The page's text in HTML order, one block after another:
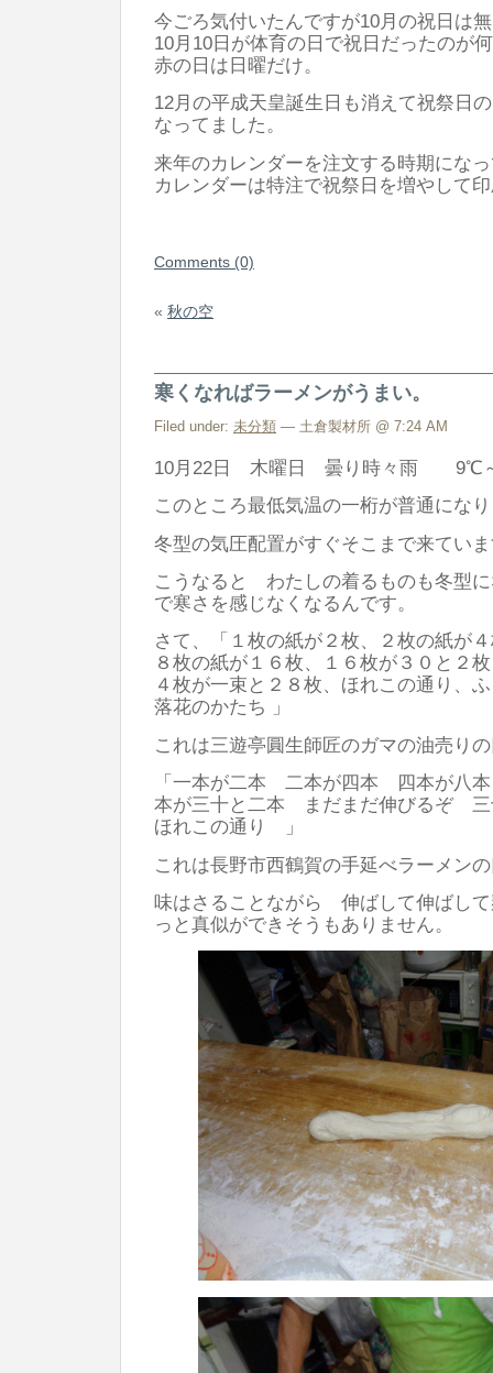
今ごろ気付いたんですが10月の祝日は
10月10日が体育の日で祝日だったのが
赤の日は日曜だけ。
12月の平成天皇誕生日も消えて祝祭日
なってました。
来年のカレンダーを注文する時期にな
カレンダーは特注で祝祭日を増やして
Comments (0)
« 秋の空
寒くなればラーメンがうまい。
Filed under: 未分類 — 土倉製材所 @ 7:24 AM
10月22日 木曜日 曇り時々雨 9℃
このところ最低気温の一桁が普通にな
冬型の気圧配置がすぐそこまで来てい
こうなると わたしの着るものも冬型
で寒さを感じなくなるんです。
さて、「１枚の紙が２枚、２枚の紙が
８枚の紙が１６枚、１６枚が３０と２
４枚が一束と２８枚、ほれこの通り、
落花のかたち 」
これは三遊亭圓生師匠のガマの油売り
「一本が二本 二本が四本 四本が八
本が三十と二本 まだまだ伸びるぞ 三
ほれこの通り 」
これは長野市西鶴賀の手延べラーメン
味はさることながら 伸ばして伸ばし
っと真似ができそうもありません。